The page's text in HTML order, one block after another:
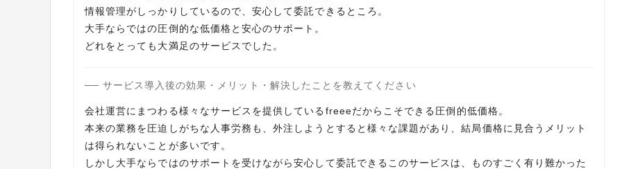
情報管理がしっかりしているので、安心して委託できるところ。
大手ならではの圧倒的な低価格と安心のサポート。
どれをとっても大満足のサービスでした。
サービス導入後の効果・メリット・解決したことを教えてください
会社運営にまつわる様々なサービスを提供しているfreeeだからこそできる圧倒的低価格。
本来の業務を圧迫しがちな人事労務も、外注しようとすると様々な課題があり、結局価格に見合うメリット
は得られないことが多いです。
しかし大手ならではのサポートを受けながら安心して委託できるこのサービスは、ものすごく有り難かった